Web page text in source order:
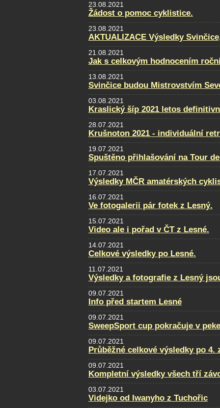
23.08.2021
Žádost o pomoc cyklistice.
23.08.2021
AKTUALIZACE Výsledky
21.08.2021
Jak s celkovým hodnocením
13.08.2021
Svinčice budou Mistrovstvím
03.08.2021
Kraslický šíp 2021 letos
28.07.2021
Krušnoton 2021 - individuální
19.07.2021
Spuštěno přihlašování na Tour
17.07.2021
Výsledky MČR amatérských
16.07.2021
Ve fotogalerii pár fotek z Lesný.
15.07.2021
Video ale i pořad v ČT z Lesné.
14.07.2021
Celkové výsledky po Lesné.
11.07.2021
Výsledky a fotografie z Lesný
09.07.2021
Info před startem Lesné
09.07.2021
SweepSport cup pokračuje v
09.07.2021
Průběžné celkové výsledky po 4.
09.07.2021
Kompletní výsledky všech tří
03.07.2021
Videjko od Iwanyho z Tuchořic